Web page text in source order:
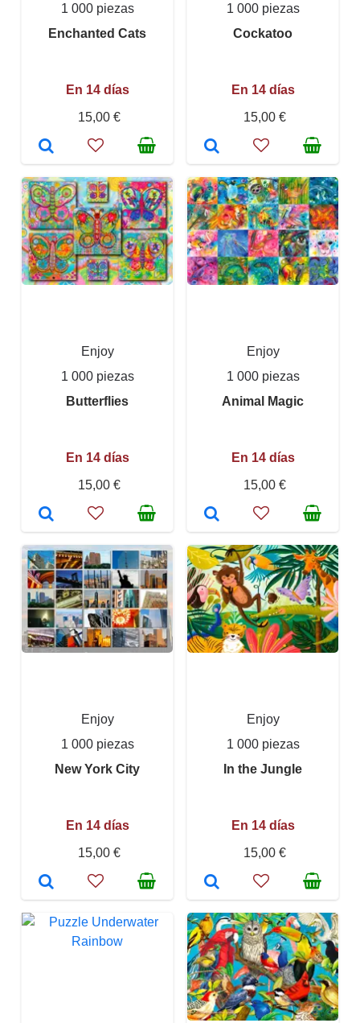
1 000 piezas
Enchanted Cats
En 14 días
15,00 €
1 000 piezas
Cockatoo
En 14 días
15,00 €
Enjoy
1 000 piezas
Butterflies
En 14 días
15,00 €
Enjoy
1 000 piezas
Animal Magic
En 14 días
15,00 €
Enjoy
1 000 piezas
New York City
En 14 días
15,00 €
Enjoy
1 000 piezas
In the Jungle
En 14 días
15,00 €